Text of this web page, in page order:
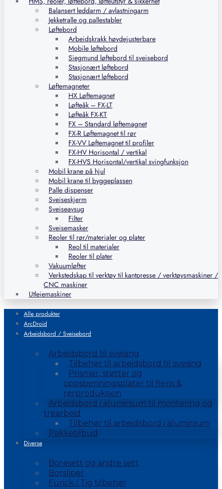
Balansert leddarm / avlastningarm
Jekketralle og pallestabler
Løftebord
Arbeidskrakk høydejusterbare
Mobile løftebord
Siegmund løftebord til sveisebord
Stasjonært løftebord
Stasjonært løftebord
Løftemagneter
HX Løftemagnet
Løfteåk – FX-LT
Løfteåk FX-KT
FX – Standard løftemagnet
FX-R Løftemagnet til rør
FX-VV Løftemagnet til profiler
FX-HV Horisontal / vertikal
FX-HVS Horisontal/vertikal svingfunksjon
Mobil krane på hjul
Mobil krane til byggeplassen
Palle dispenser
Sveiseskjerm
Sveiseavsug
Filter
Sveisemasker
Reoler til rør/materialer og plater
Reol til materialer
Reoler til plater
Vakuumløfter
Verkstedskap til verktøy til kantpresse / verktøysmaskiner /
CNC maskiner
Utleiemaskiner
Alle produkter
ArcDroid
Arbeidsbord / Sveisebord
Arbeidsbord til sveising
Tilbehør til arbeidsbord til svesing
Prismer, støtter og
oppspenningsplater til flens &
rørproduksjon
Arbeidsbord i aluminium til montering og
trearbeid
Tilbehør til arbeidsbord i aluminium
Pakketilbud
Diverse
Boresett og andre sett
Borsliper
Furick / Tig tilbehør